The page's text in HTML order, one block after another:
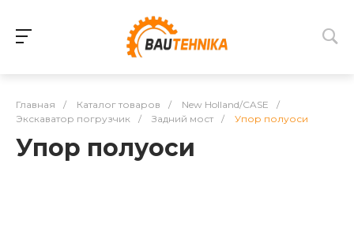
Главная / Каталог товаров / New Holland/CASE
/
Экскаватор погрузчик
/ Задний мост / Упор полуоси
Упор полуоси